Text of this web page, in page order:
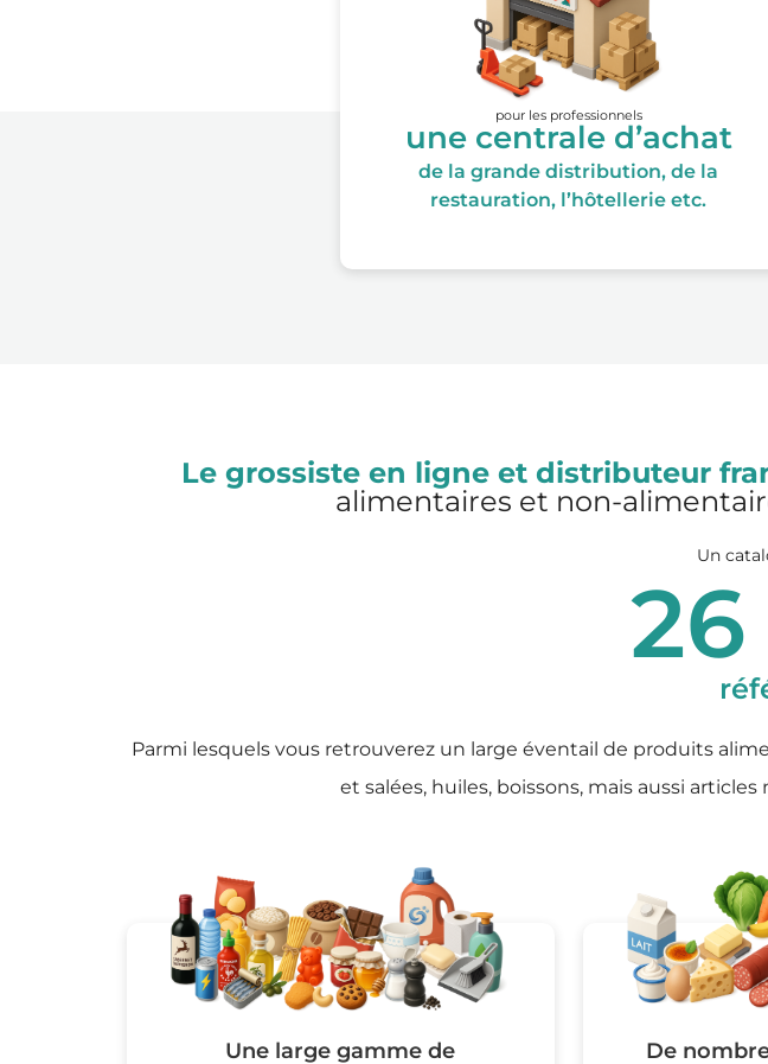
pour les professionnels
une centrale d’achat
de la grande distribution, de la
restauration, l’hôtellerie etc.
Le grossiste en ligne et distributeur
alimentaires et non-
Un
Parmi lesquels vous retrouverez un large éventail de produits
et salées, huiles, boissons, mais aussi
Une large gamme de
De